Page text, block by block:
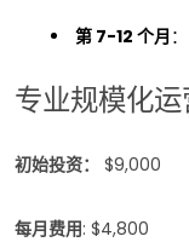
第 7-12 个月
专业规模化运
初始投资： $9,000
每月费用: $4,800